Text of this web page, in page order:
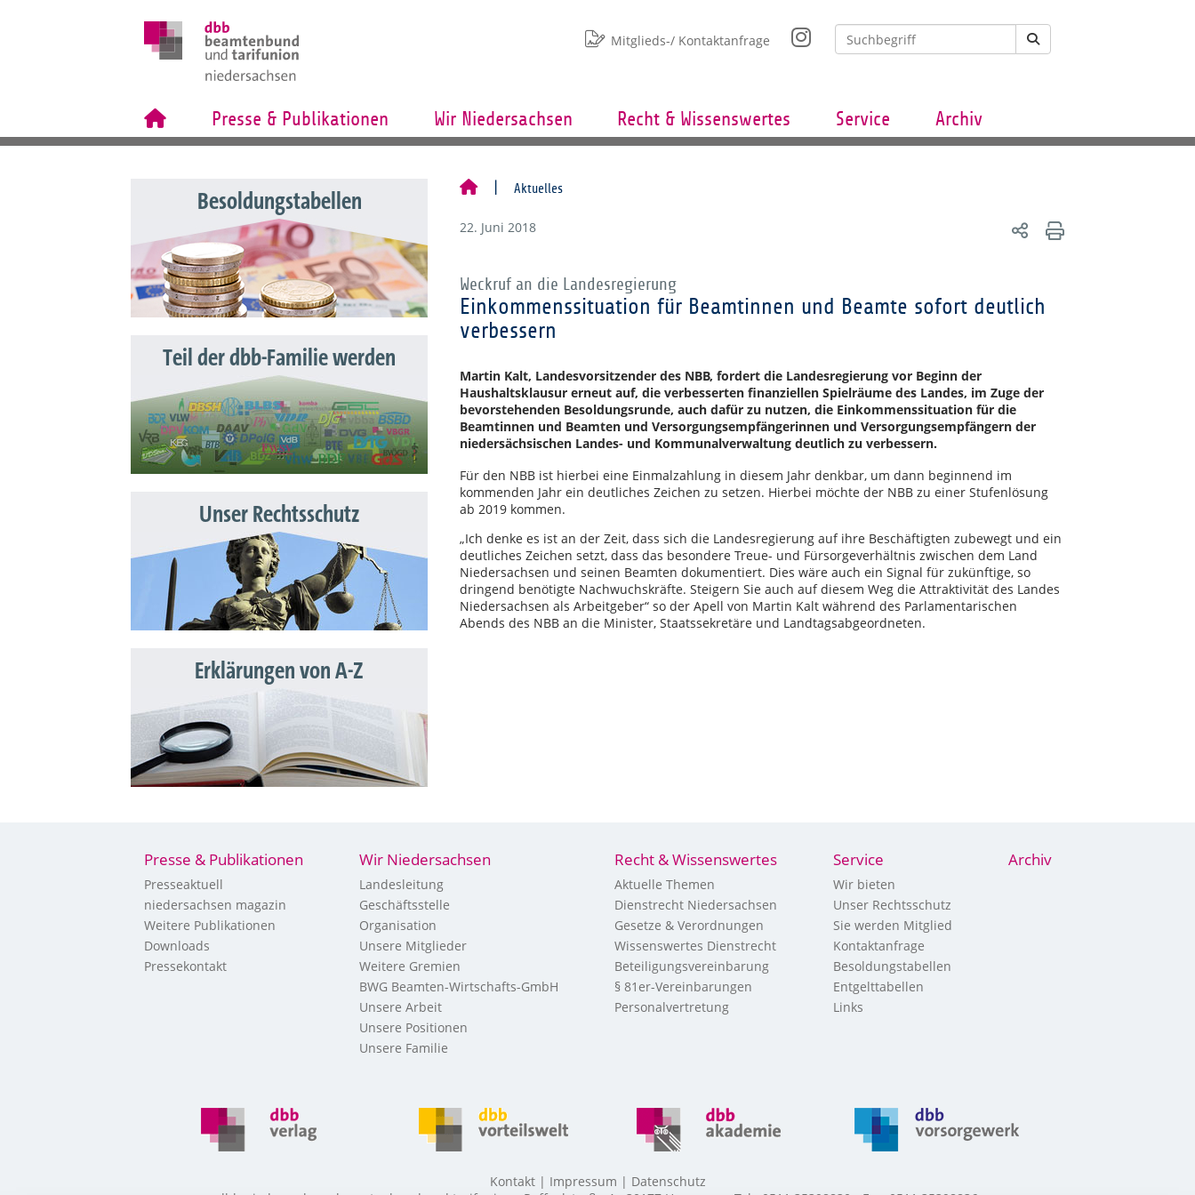
Mitglieds-/ Kontaktanfrage
Presse & Publikationen Wir Niedersachsen Recht & Wissenswertes Service Archiv
Besoldungstabellen
Teil der dbb-Familie werden
Unser Rechtsschutz
Erklärungen von A-Z
Aktuelles
22. Juni 2018
Weckruf an die Landesregierung
Einkommenssituation für Beamtinnen und Beamte sofort deutlich
verbessern
Martin Kalt, Landesvorsitzender des NBB, fordert die Landesregierung vor Beginn der
Haushaltsklausur erneut auf, die verbesserten finanziellen Spielräume des Landes, im Zuge der
bevorstehenden Besoldungsrunde, auch dafür zu nutzen, die Einkommenssituation für die
Beamtinnen und Beamten und Versorgungsempfängerinnen und Versorgungsempfängern der
niedersächsischen Landes- und Kommunalverwaltung deutlich zu verbessern.
Für den NBB ist hierbei eine Einmalzahlung in diesem Jahr denkbar, um dann beginnend im
kommenden Jahr ein deutliches Zeichen zu setzen. Hierbei möchte der NBB zu einer Stufenlösung
ab 2019 kommen.
„Ich denke es ist an der Zeit, dass sich die Landesregierung auf ihre Beschäftigten zubewegt und ein
deutliches Zeichen setzt, dass das besondere Treue- und Fürsorgeverhältnis zwischen dem Land
Niedersachsen und seinen Beamten dokumentiert. Dies wäre auch ein Signal für zukünftige, so
dringend benötigte Nachwuchskräfte. Steigern Sie auch auf diesem Weg die Attraktivität des Landes
Niedersachsen als Arbeitgeber“ so der Apell von Martin Kalt während des Parlamentarischen
Abends des NBB an die Minister, Staatssekretäre und Landtagsabgeordneten.
Presse & Publikationen
Presseaktuell
niedersachsen magazin
Weitere Publikationen
Downloads
Pressekontakt
Wir Niedersachsen
Landesleitung
Geschäftsstelle
Organisation
Unsere Mitglieder
Weitere Gremien
BWG Beamten-Wirtschafts-GmbH
Unsere Arbeit
Unsere Positionen
Unsere Familie
Recht & Wissenswertes
Aktuelle Themen
Dienstrecht Niedersachsen
Gesetze & Verordnungen
Wissenswertes Dienstrecht
Beteiligungsvereinbarung
§ 81er-Vereinbarungen
Personalvertretung
Service
Wir bieten
Unser Rechtsschutz
Sie werden Mitglied
Kontaktanfrage
Besoldungstabellen
Entgelttabellen
Links
Archiv
Kontakt Impressum
Datenschutz